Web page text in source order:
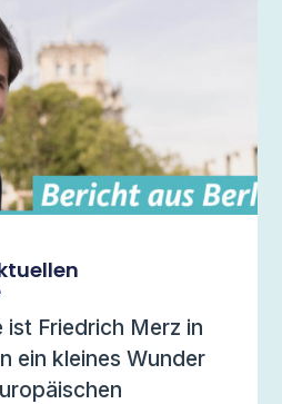
ist Friedrich Merz in
ein kleines Wunder